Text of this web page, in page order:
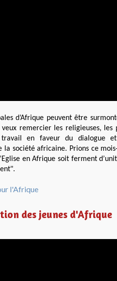
d’Afrique peuvent être
remercier les religieuses, les
en faveur du dialogue
société africaine. Prions ce
en Afrique soit ferment
des jeunes d'Afrique